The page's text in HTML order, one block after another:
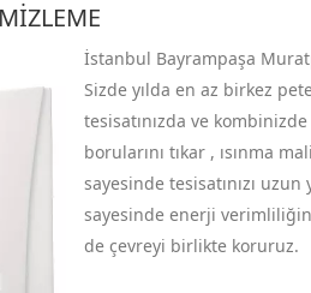
İstanbul Bayrampaşa
Sizde yılda en az birkez
tesisatınızda ve
borularını tıkar , ısınma
sayesinde tesisatınızı
sayesinde enerji
de çevreyi birlikte koruruz.